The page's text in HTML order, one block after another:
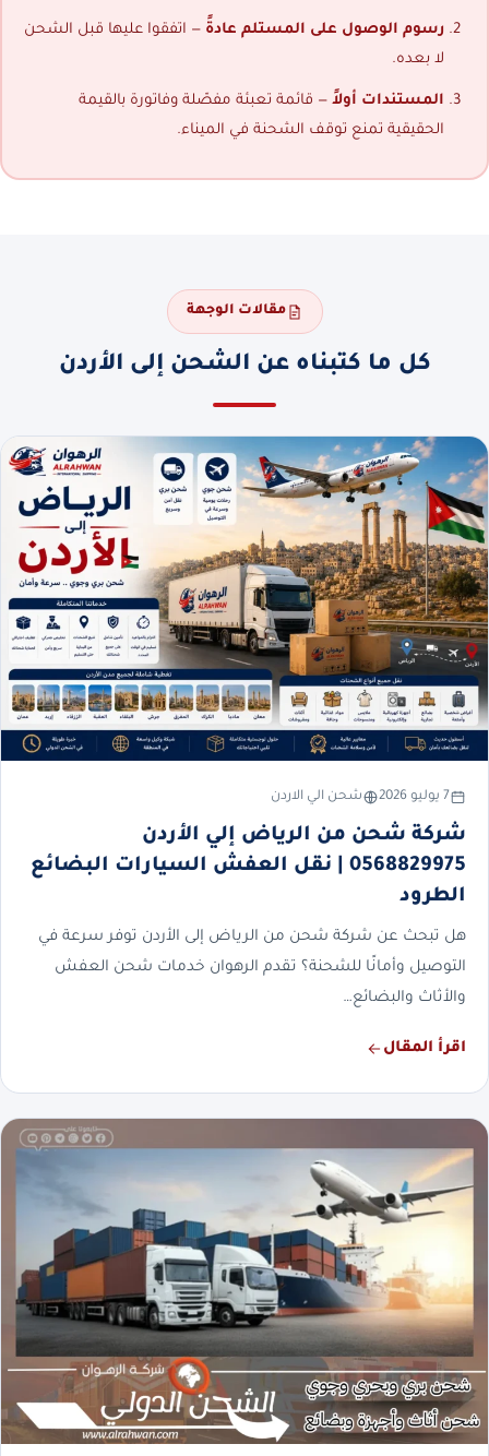
رسوم الوصول على المستلم عادةً — اتفقوا عليها قبل الشحن
لا بعده.
المستندات أولاً — قائمة تعبئة مفصّلة وفاتورة بالقيمة
الحقيقية تمنع توقف الشحنة في الميناء.
مقالات الوجهة
كل ما كتبناه عن الشحن إلى الأردن
7 يوليو 2026 شحن الي الاردن
شركة شحن من الرياض إلي الأردن
0568829975 | نقل العفش السيارات البضائع
الطرود
هل تبحث عن شركة شحن من الرياض إلى الأردن توفر سرعة في
التوصيل وأمانًا للشحنة؟ تقدم الرهوان خدمات شحن العفش
والأثاث والبضائع…
اقرأ المقال